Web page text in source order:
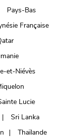
Pays-Bas
Française
et-Niévès
Lucie
Sri Lanka
Thaïlande